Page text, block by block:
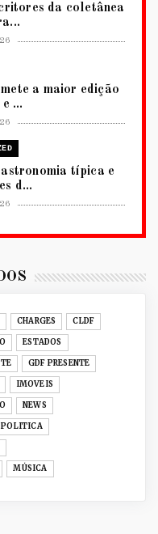
da coletânea
a maior edição
...
típica e
d...
DIPLOM...
à 33ª
ganha novas
e...
CHARGES CLDF
ESTADOS
GDF PRESENTE
IMOVEIS
NEWS
POLITICA
MÚSICA